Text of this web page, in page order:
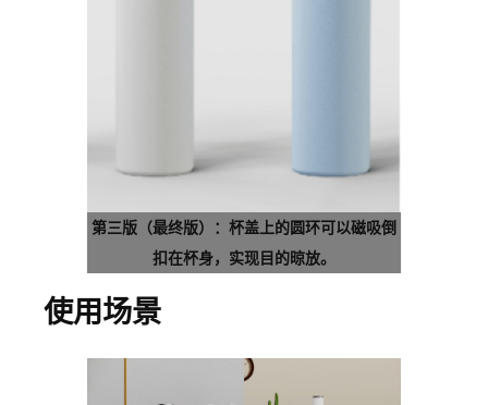
第三版（最终版）：杯盖上的圆环可以磁吸倒
扣在杯身，实现目的晾放。
使用场景